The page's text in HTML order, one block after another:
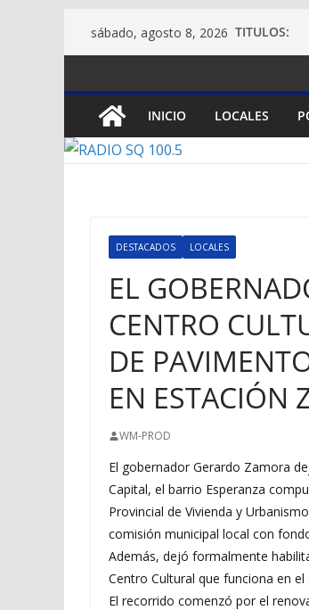
sábado, agosto 8, 2026 TITULOS:
INICIO LOCALES
DESTACADOS LOCALES
EL
CENTRO
DE
EN ESTACIÓN
WM-PROD
El gobernador Gerardo Zamora
Capital, el barrio Esperanza
Provincial de Vivienda y
comisión municipal local con
Además, dejó formalmente
Centro Cultural que funciona en
El recorrido comenzó por el